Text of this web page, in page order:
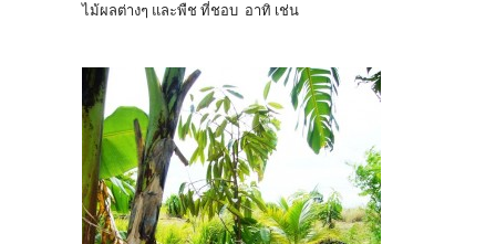
ไม้ผลต่างๆ และพืช ที่ชอบ อาทิ เช่น